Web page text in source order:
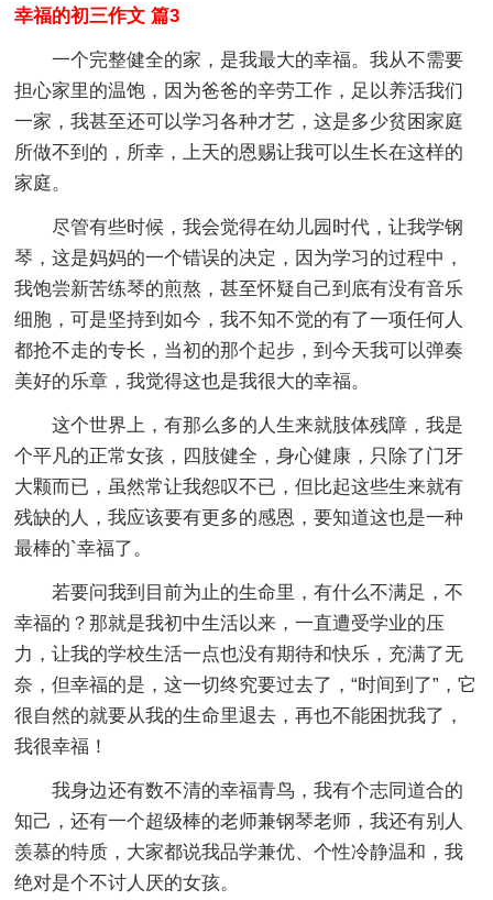
幸福的初三作文 篇3
一个完整健全的家，是我最大的幸福。我从不需要
担心家里的温饱，因为爸爸的辛劳工作，足以养活我们
一家，我甚至还可以学习各种才艺，这是多少贫困家庭
所做不到的，所幸，上天的恩赐让我可以生长在这样的
家庭。
尽管有些时候，我会觉得在幼儿园时代，让我学钢
琴，这是妈妈的一个错误的决定，因为学习的过程中，
我饱尝新苦练琴的煎熬，甚至怀疑自己到底有没有音乐
细胞，可是坚持到如今，我不知不觉的有了一项任何人
都抢不走的专长，当初的那个起步，到今天我可以弹奏
美好的乐章，我觉得这也是我很大的幸福。
这个世界上，有那么多的人生来就肢体残障，我是
个平凡的正常女孩，四肢健全，身心健康，只除了门牙
大颗而已，虽然常让我怨叹不已，但比起这些生来就有
残缺的人，我应该要有更多的感恩，要知道这也是一种
最棒的`幸福了。
若要问我到目前为止的生命里，有什么不满足，不
幸福的？那就是我初中生活以来，一直遭受学业的压
力，让我的学校生活一点也没有期待和快乐，充满了无
奈，但幸福的是，这一切终究要过去了，“时间到了”，它
很自然的就要从我的生命里退去，再也不能困扰我了，
我很幸福！
我身边还有数不清的幸福青鸟，我有个志同道合的
知己，还有一个超级棒的老师兼钢琴老师，我还有别人
羡慕的特质，大家都说我品学兼优、个性冷静温和，我
绝对是个不讨人厌的女孩。